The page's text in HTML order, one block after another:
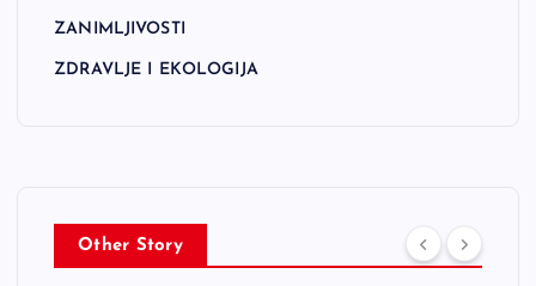
ZANIMLJIVOSTI
ZDRAVLJE I EKOLOGIJA
Other Story